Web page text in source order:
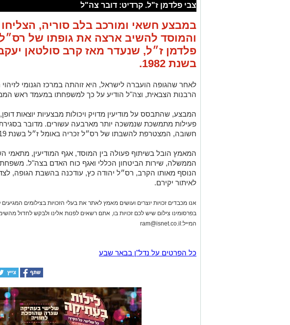
צבי פלדמן ז"ל. קרדיט: דובר צה"ל
במבצע חשאי ומורכב בלב סוריה,
והמוסד להשיב ארצה את גופתו של
פלדמן ז״ל, שנעדר מאז קרב סולטאן
בשנת 1982.
לאחר שהגופה הועברה לישראל, היא זוהתה במרכז הגנומי
הרבנות הצבאית, וצה"ל הודיע על כך למשפחתו במעמד ראש
המבצע, שהתבסס על מודיעין מדויק ויכולות מבצעיות יוצאות
פעילות מתמשכת שנמשכה יותר מארבעה עשורים. מדובר
חשובה, המצטרפת להשבתו של רס״ל זכריה באומל ז״ל בשנת 2019.
המאמץ הובל בשיתוף פעולה בין המוסד, אגף המודיעין, מתאמי
הממשלה, שירות הביטחון הכללי ואגף כוח האדם בצה"ל.
הנוסף מאותו הקרב, רס״ל יהודה כץ, עודכנה בהשבת הגופה,
לאיתור יקירם.
אנו מכבדים זכויות יוצרים ועושים מאמץ לאתר את בעלי הזכויות בצילומים המגיעים
בפרסומינו צילום שיש לכם זכויות בו, אתם רשאים לפנות אלינו ולבקש לחדול
המייל:ram@isnet.co.il
כל הפרטים על נדל"ן בבאר שבע